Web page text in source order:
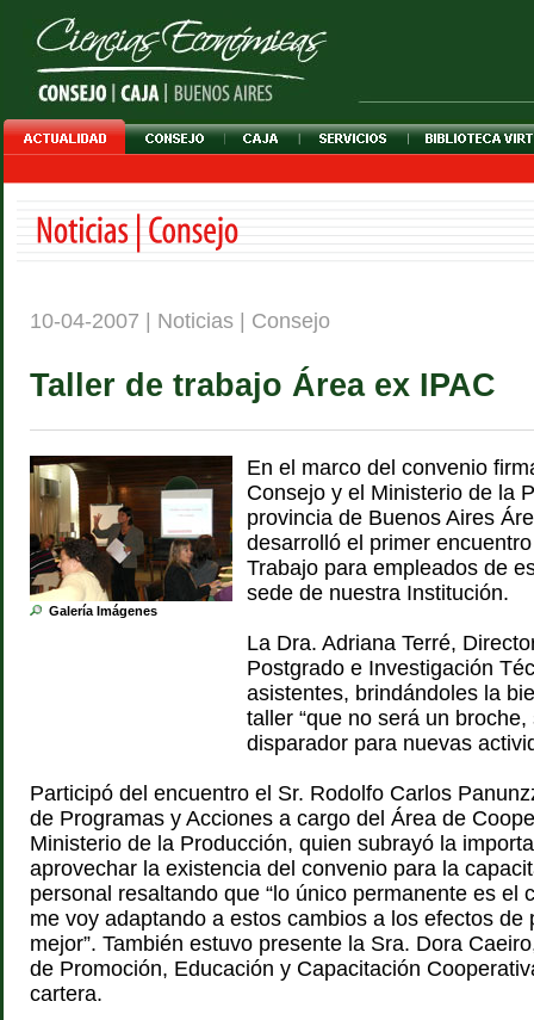
10-04-2007 | Noticias | Consejo
Taller de trabajo Área ex IPAC
Galería Imágenes
En el marco del convenio
Consejo y el Ministerio de la
provincia de Buenos Aires
desarrolló el primer
Trabajo para empleados de
sede de nuestra Institución.
La Dra. Adriana Terré,
Postgrado e Investigación
asistentes, brindándoles la
taller “que no será un broche,
disparador para nuevas
Participó del encuentro el Sr. Rodolfo Carlos
de Programas y Acciones a cargo del Área de
Ministerio de la Producción, quien subrayó la
aprovechar la existencia del convenio para la
personal resaltando que “lo único permanente es el
me voy adaptando a estos cambios a los efectos de
mejor”. También estuvo presente la Sra. Dora
de Promoción, Educación y Capacitación
cartera.